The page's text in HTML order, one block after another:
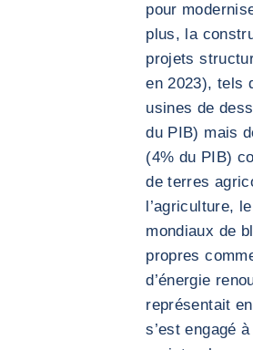
pour
plus, la
projets
en 2023), tels
usines de
du PIB) mais
(4% du PIB)
de terres
l’agriculture,
mondiaux de
propres
d’énergie
représentait
s’est engagé